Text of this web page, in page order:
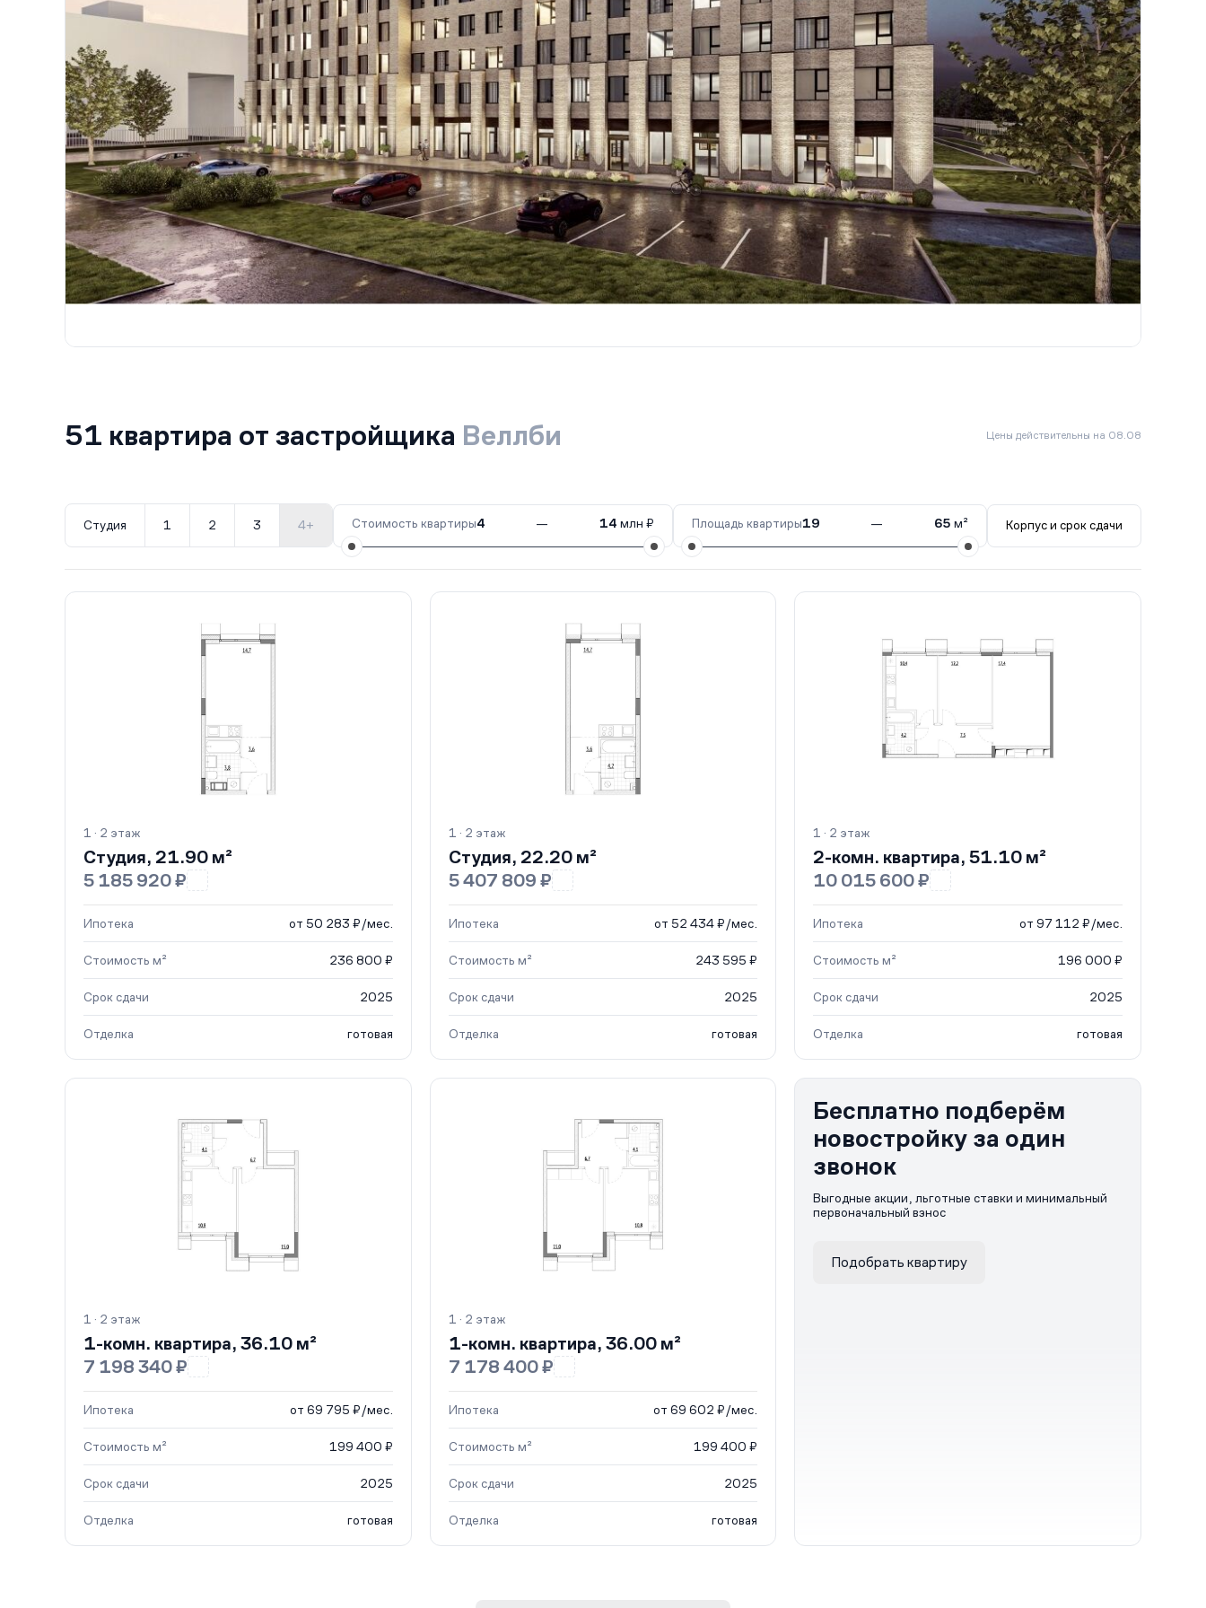
51 квартира от застройщика Веллби Цены действительны на 08.08
Студия 1 2 3 4+ Стоимость квартиры4 — 14 млн ₽ Площадь квартиры19 — 65 м² Корпус и срок сдачи
Все корпуса 151 кв. Сдан
1 · 2 этаж
Студия, 21.90 м²
5 185 920 ₽
Ипотека от 50 283 ₽/мес.
Стоимость м² 236 800 ₽
Срок сдачи 2025
Отделка готовая
1 · 2 этаж
Студия, 22.20 м²
5 407 809 ₽
Ипотека от 52 434 ₽/мес.
Стоимость м² 243 595 ₽
Срок сдачи 2025
Отделка готовая
1 · 2 этаж
2-комн. квартира, 51.10 м²
10 015 600 ₽
Ипотека от 97 112 ₽/мес.
Стоимость м² 196 000 ₽
Срок сдачи 2025
Отделка готовая
1 · 2 этаж
1-комн. квартира, 36.10 м²
7 198 340 ₽
Ипотека от 69 795 ₽/мес.
Стоимость м² 199 400 ₽
Срок сдачи 2025
Отделка готовая
1 · 2 этаж
1-комн. квартира, 36.00 м²
7 178 400 ₽
Ипотека от 69 602 ₽/мес.
Стоимость м² 199 400 ₽
Срок сдачи 2025
Отделка готовая
Бесплатно подберём
новостройку за один
звонок
Выгодные акции, льготные ставки и минимальный
первоначальный взнос
Подобрать квартиру